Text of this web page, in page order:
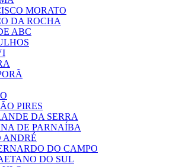
MORATO
DA ROCHA
ABC
PIRES
DA SERRA
DE PARNAÍBA
ANDRÉ
DO CAMPO
DO SUL